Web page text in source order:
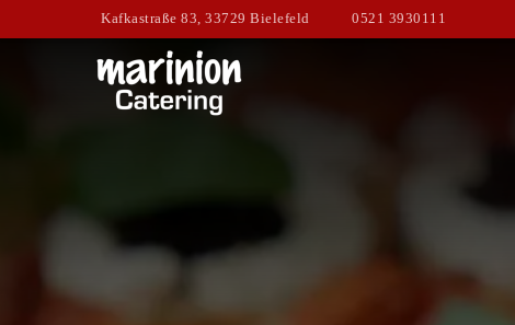
Kafkastraße 83, 33729 Bielefeld 0521 3930111